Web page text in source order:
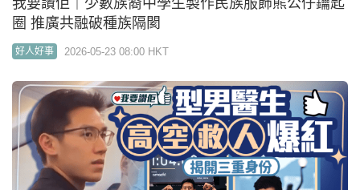
我要讚佢｜型男醫生高空救人被全城讚天使 擁多重
身份運動健將兼歌手
好人好事 2026-05-20 11:34 HKT